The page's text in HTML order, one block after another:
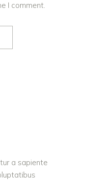
I comment.
a sapiente